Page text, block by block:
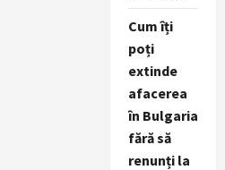
Cum îți
poți
extinde
afacerea
în Bulgaria
fără să
renunți la